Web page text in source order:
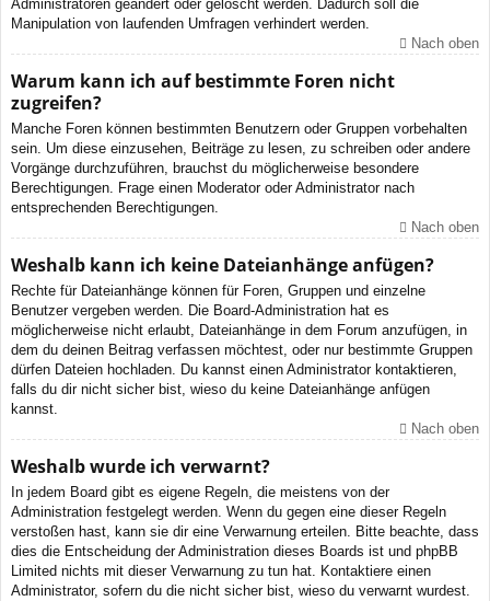
Administratoren geändert oder gelöscht werden. Dadurch soll die
Manipulation von laufenden Umfragen verhindert werden.
Nach oben
Warum kann ich auf bestimmte Foren nicht
zugreifen?
Manche Foren können bestimmten Benutzern oder Gruppen vorbehalten
sein. Um diese einzusehen, Beiträge zu lesen, zu schreiben oder andere
Vorgänge durchzuführen, brauchst du möglicherweise besondere
Berechtigungen. Frage einen Moderator oder Administrator nach
entsprechenden Berechtigungen.
Nach oben
Weshalb kann ich keine Dateianhänge anfügen?
Rechte für Dateianhänge können für Foren, Gruppen und einzelne
Benutzer vergeben werden. Die Board-Administration hat es
möglicherweise nicht erlaubt, Dateianhänge in dem Forum anzufügen, in
dem du deinen Beitrag verfassen möchtest, oder nur bestimmte Gruppen
dürfen Dateien hochladen. Du kannst einen Administrator kontaktieren,
falls du dir nicht sicher bist, wieso du keine Dateianhänge anfügen
kannst.
Nach oben
Weshalb wurde ich verwarnt?
In jedem Board gibt es eigene Regeln, die meistens von der
Administration festgelegt werden. Wenn du gegen eine dieser Regeln
verstoßen hast, kann sie dir eine Verwarnung erteilen. Bitte beachte, dass
dies die Entscheidung der Administration dieses Boards ist und phpBB
Limited nichts mit dieser Verwarnung zu tun hat. Kontaktiere einen
Administrator, sofern du die nicht sicher bist, wieso du verwarnt wurdest.